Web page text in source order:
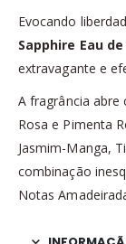
Evocando
Sapphire Eau
extravagante e
A fragrância
Rosa e Pimenta
Jasmim-Manga,
combinação
Notas